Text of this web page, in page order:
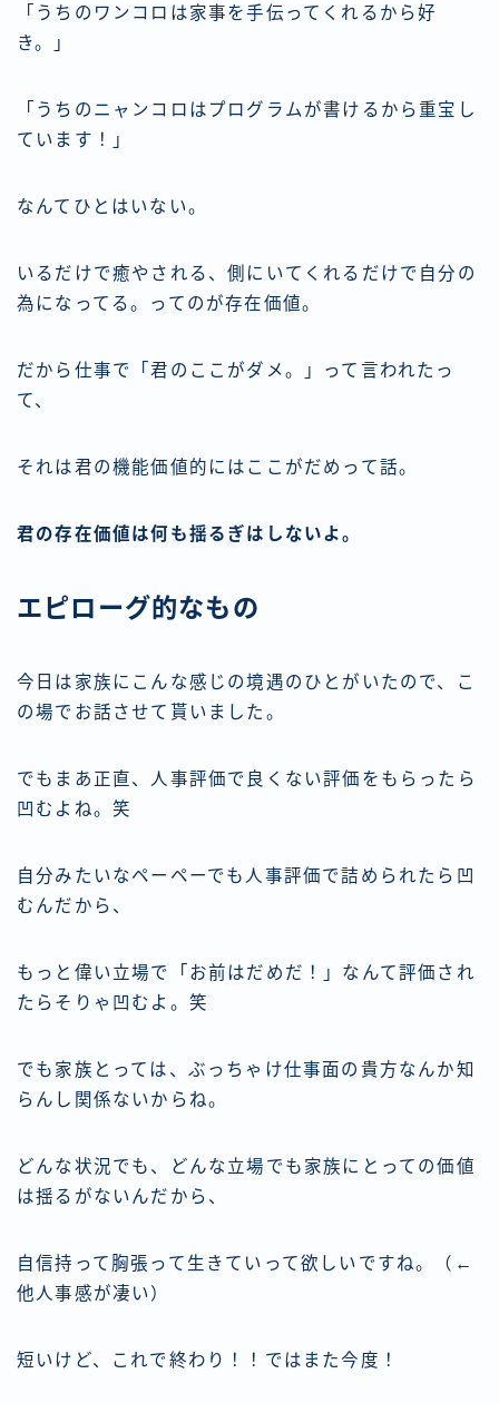
「うちのワンコロは家事を手伝ってくれるから好
き。」
「うちのニャンコロはプログラムが書けるから重宝し
ています！」
なんてひとはいない。
いるだけで癒やされる、側にいてくれるだけで自分の
為になってる。ってのが存在価値。
だから仕事で「君のここがダメ。」って言われたっ
て、
それは君の機能価値的にはここがだめって話。
君の存在価値は何も揺るぎはしないよ。
エピローグ的なもの
今日は家族にこんな感じの境遇のひとがいたので、こ
の場でお話させて貰いました。
でもまあ正直、人事評価で良くない評価をもらったら
凹むよね。笑
自分みたいなペーペーでも人事評価で詰められたら凹
むんだから、
もっと偉い立場で「お前はだめだ！」なんて評価され
たらそりゃ凹むよ。笑
でも家族とっては、ぶっちゃけ仕事面の貴方なんか知
らんし関係ないからね。
どんな状況でも、どんな立場でも家族にとっての価値
は揺るがないんだから、
自信持って胸張って生きていって欲しいですね。（←
他人事感が凄い）
短いけど、これで終わり！！ではまた今度！